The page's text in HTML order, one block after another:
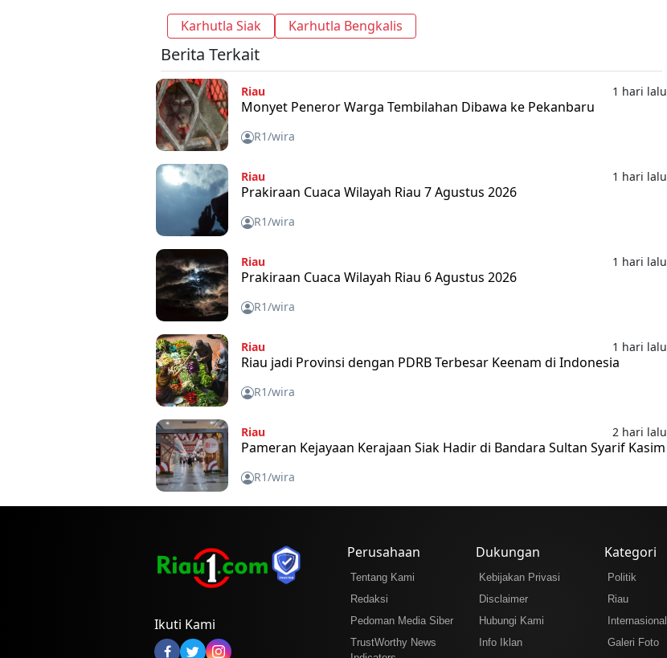
Karhutla Siak Karhutla Bengkalis
Berita Terkait
Riau 1 hari lalu
Monyet Peneror Warga Tembilahan Dibawa ke Pekanbaru
R1/wira
Riau 1 hari lalu
Prakiraan Cuaca Wilayah Riau 7 Agustus 2026
R1/wira
Riau 1 hari lalu
Prakiraan Cuaca Wilayah Riau 6 Agustus 2026
R1/wira
Riau 1 hari lalu
Riau jadi Provinsi dengan PDRB Terbesar Keenam di Indonesia
R1/wira
Riau 2 hari lalu
Pameran Kejayaan Kerajaan Siak Hadir di Bandara Sultan Syarif Kasim
R1/wira
Ikuti Kami
Perusahaan
Tentang Kami
Redaksi
Pedoman Media Siber
TrustWorthy News
Dukungan
Kebijakan Privasi
Disclaimer
Hubungi Kami
Info Iklan
Kategori
Politik
Riau
Internasional
Galeri Foto